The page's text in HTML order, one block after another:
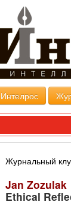
Интелрос
Журнальный
Jan Zozulak
Ethical